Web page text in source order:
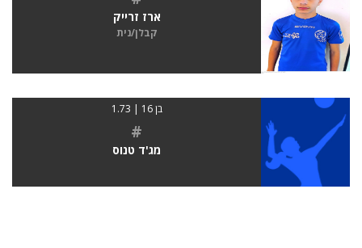
ארז זרייק
קבלן/נית
בן 16 | 1.73
#
מג'ד טנוס